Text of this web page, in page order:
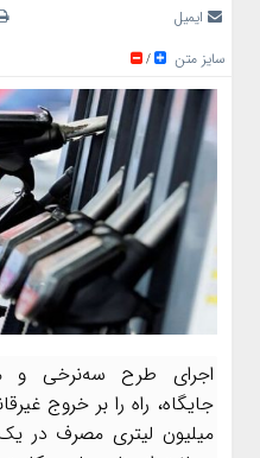
ایمیل
سایز متن
/
اجرای طرح سه‌نرخی و
میلیون لیتری مصرف در